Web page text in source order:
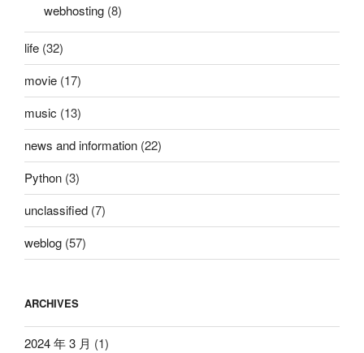
位
同
webhosting (8)
life (32)
movie (17)
music (13)
news and information (22)
Python (3)
unclassified (7)
weblog (57)
ARCHIVES
2024 年 3 月 (1)